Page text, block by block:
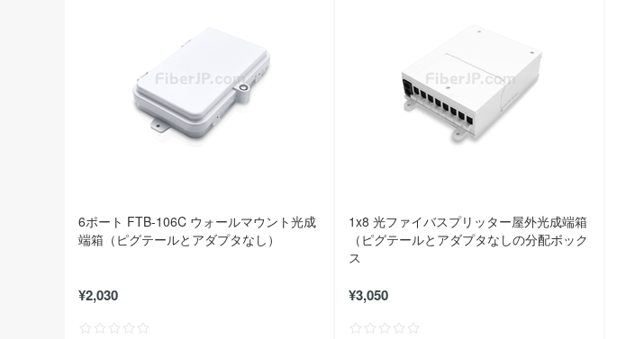
6ポート FTB-106C ウォールマウント光成
端箱（ピグテールとアダプタなし）
¥2,030
1x8 光ファイバスプリッター屋外光成端箱
（ピグテールとアダプタなしの分配ボック
ス
¥3,050